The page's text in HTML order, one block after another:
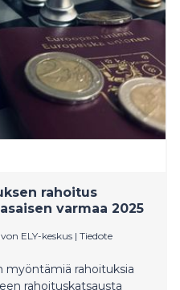
rahoitus
varmaa 2025
ELY-keskus | Tiedote
myöntämiä rahoituksia
rahoituskatsausta